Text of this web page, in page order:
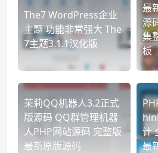
The7 WordPress企业
主题 功能非常强大 The
7主题3.1.1汉化版
最
源
集
板
茉莉QQ机器人3.2正式
版源码 QQ群管理机器
人PHP网站源码 完整版
最新原版源码
计
最